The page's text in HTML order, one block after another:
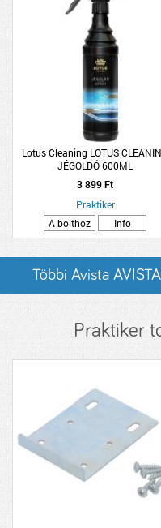
Lotus Cleaning LOTUS
JÉGOLDÓ 600ML
3 899 Ft
Praktiker
A bolthoz
Info
Többi Avista
Praktiker